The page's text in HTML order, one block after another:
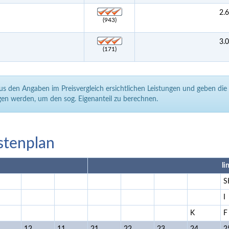
(943)
(171)
den Angaben im Preisvergleich ersichtlichen Leistungen und geben
werden, um den sog. Eigenanteil zu berechnen.
K F